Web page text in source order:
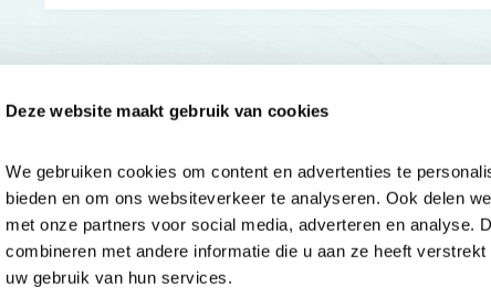
Deze website maakt gebruik van cookies
We gebruiken cookies om content en advertenties te
bieden en om ons websiteverkeer te analyseren. Ook delen
met onze partners voor social media, adverteren en analyse.
combineren met andere informatie die u aan ze heeft
uw gebruik van hun services.